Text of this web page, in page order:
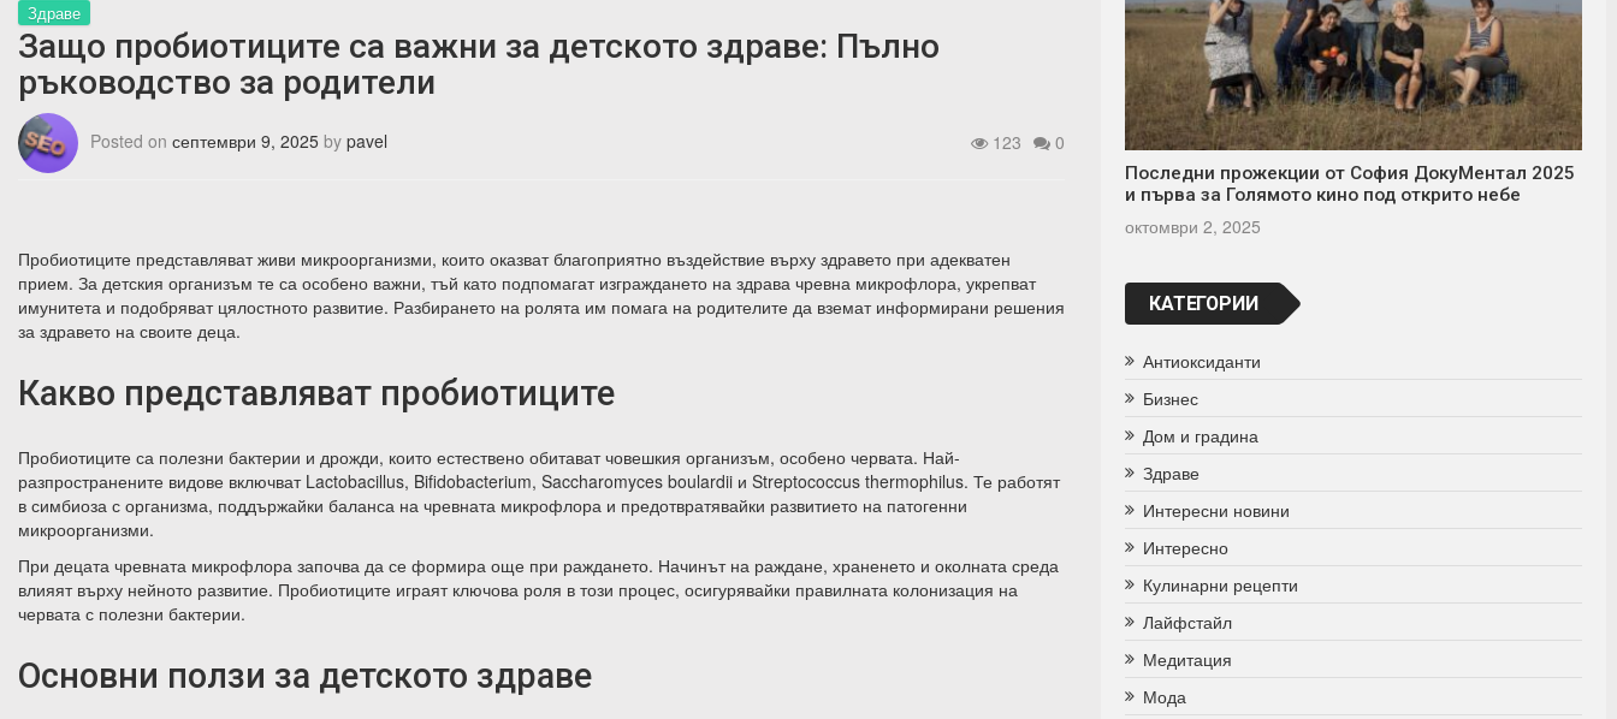
Здраве
Защо пробиотиците са важни за детското здраве: Пълно
ръководство за родители
Posted on септември 9, 2025 by pavel 123 0
Пробиотиците представляват живи микроорганизми, които оказват благоприятно въздействие върху здравето при адекватен
прием. За детския организъм те са особено важни, тъй като подпомагат изграждането на здрава чревна микрофлора, укрепват
имунитета и подобряват цялостното развитие. Разбирането на ролята им помага на родителите да вземат информирани решения
за здравето на своите деца.
Какво представляват пробиотиците
Пробиотиците са полезни бактерии и дрожди, които естествено обитават човешкия организъм, особено червата. Най-
разпространените видове включват Lactobacillus, Bifidobacterium, Saccharomyces boulardii и Streptococcus thermophilus. Те работят
в симбиоза с организма, поддържайки баланса на чревната микрофлора и предотвратявайки развитието на патогенни
микроорганизми.
При децата чревната микрофлора започва да се формира още при раждането. Начинът на раждане, храненето и околната среда
влияят върху нейното развитие. Пробиотиците играят ключова роля в този процес, осигурявайки правилната колонизация на
червата с полезни бактерии.
Основни ползи за детското здраве
Последни прожекции от София ДокуМентал 2025
и първа за Голямото кино под открито небе
октомври 2, 2025
КАТЕГОРИИ
Антиоксиданти
Бизнес
Дом и градина
Здраве
Интересни новини
Интересно
Кулинарни рецепти
Лайфстайл
Медитация
Мода